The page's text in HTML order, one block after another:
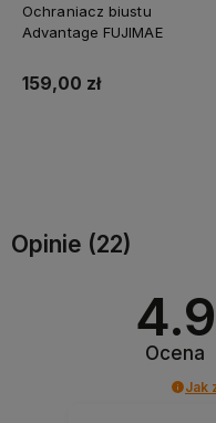
Ochraniacz biustu
Advantage FUJIMAE
159,00 zł
Opinie (22)
4.9
Ocena
Jak